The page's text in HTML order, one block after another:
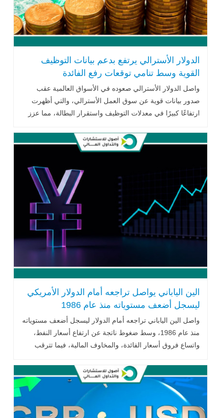
الدولار الأسترالي يرتفع بدعم بيانات التوظيف
القوية وسط تنامي توقعات رفع الفائدة
واصل الدولار الأسترالي صعوده في الأسواق العالمية عقب
صدور بيانات قوية عن سوق العمل الأسترالي، والتي أظهرت
ارتفاعًا كبيرًا في معدلات التوظيف واستقرار البطالة، مما عزز
أسعار الفائدة خلال الأشهر المقبلة.
الين الياباني يواصل تراجعه أمام الدولار الأمريكي
ليسجل أضعف مستوياته منذ عام 1986
واصل الين الياباني تراجعه أمام الدولار ليسجل أضعف مستوياته
منذ عام 1986، وسط ضغوط ناتجة عن ارتفاع أسعار النفط،
واتساع فروق أسعار الفائدة، والمخاوف المالية، فيما تترقب